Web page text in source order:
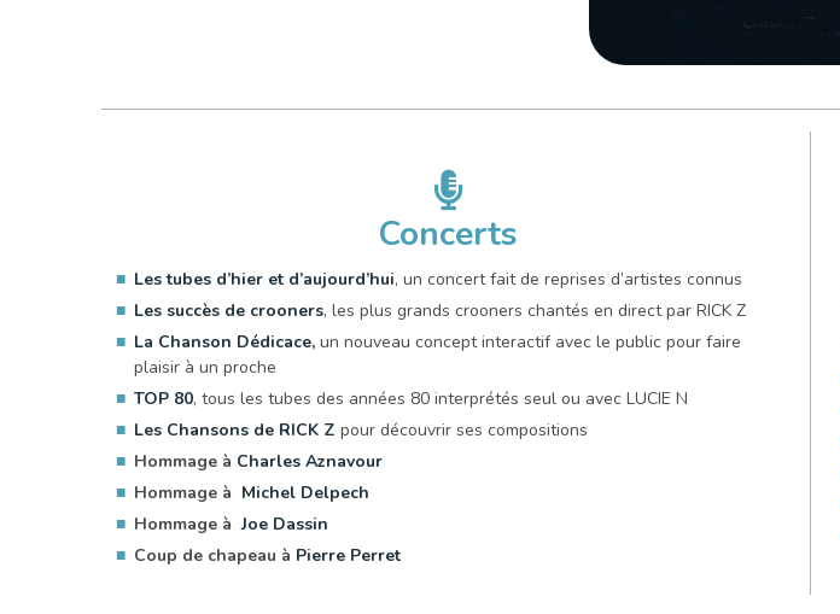
Concerts
Les tubes d’hier et d’aujourd’hui, un concert fait de reprises d’artistes connus
Les succès de crooners, les plus grands crooners chantés en direct par RICK Z
La Chanson Dédicace, un nouveau concept interactif avec le public pour faire
plaisir à un proche
TOP 80, tous les tubes des années 80 interprétés seul ou avec LUCIE N
Les Chansons de RICK Z pour découvrir ses compositions
Hommage à Charles Aznavour
Hommage à Michel Delpech
Hommage à Joe Dassin
Coup de chapeau à Pierre Perret